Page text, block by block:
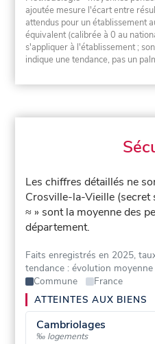
ajoutée mesure l'écart entre
attendus pour un établissement
équivalent (calibrée à 0 au
s'appliquer à l'établissement ;
indique une tendance, pas un
Les chiffres détaillés ne
Crosville-la-Vieille (secret
≈ » sont la moyenne des
département.
Faits enregistrés en 2025,
tendance : évolution
Commune
France
ATTEINTES AUX BIENS
Cambriolages
‰ logements